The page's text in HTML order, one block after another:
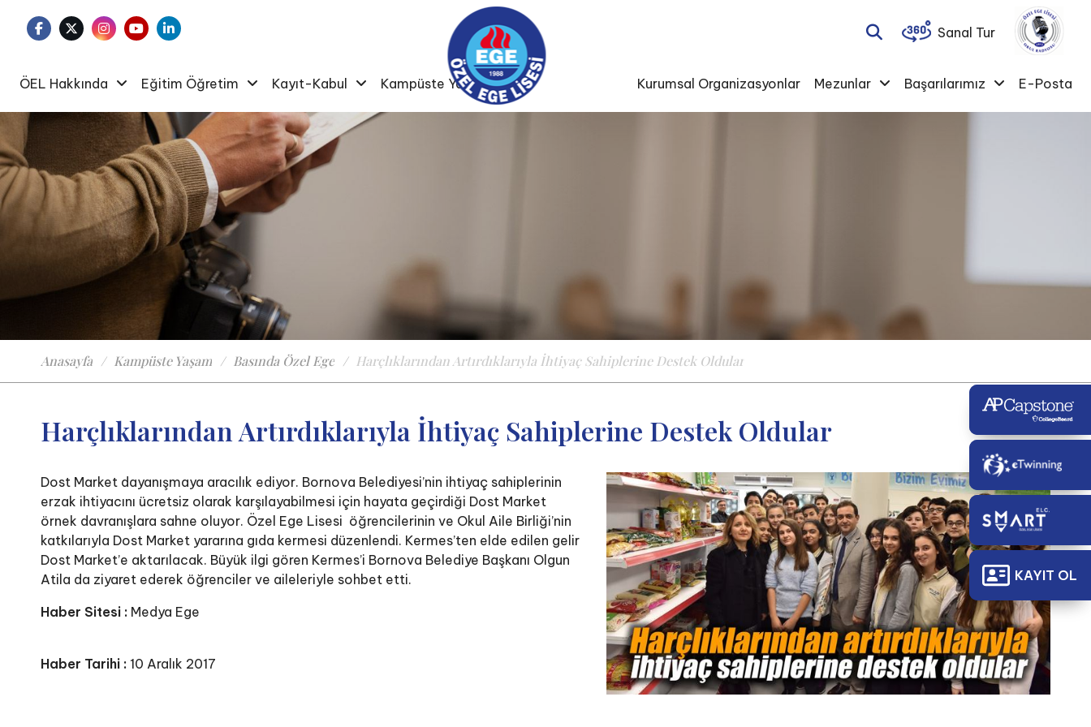
Sanal Tur
ÖEL Hakkında Eğitim Öğretim Kayıt-Kabul Kampüste Yaşam Kurumsal Organizasyonlar Mezunlar Başarılarımız E-Posta
Anasayfa Kampüste Yaşam Basında Özel Ege Harçlıklarından Artırdıklarıyla İhtiyaç Sahiplerine Destek Oldular
Harçlıklarından Artırdıklarıyla İhtiyaç Sahiplerine Destek Oldular
Dost Market dayanışmaya aracılık ediyor. Bornova Belediyesi’nin ihtiyaç sahiplerinin
erzak ihtiyacını ücretsiz olarak karşılayabilmesi için hayata geçirdiği Dost Market
örnek davranışlara sahne oluyor. Özel Ege Lisesi öğrencilerinin ve Okul Aile Birliği’nin
katkılarıyla Dost Market yararına gıda kermesi düzenlendi. Kermes’ten elde edilen gelir
Dost Market’e aktarılacak. Büyük ilgi gören Kermes’i Bornova Belediye Başkanı Olgun
Atila da ziyaret ederek öğrenciler ve aileleriyle sohbet etti.
Haber Sitesi : Medya Ege
Haber Tarihi : 10 Aralık 2017
KAYIT OL